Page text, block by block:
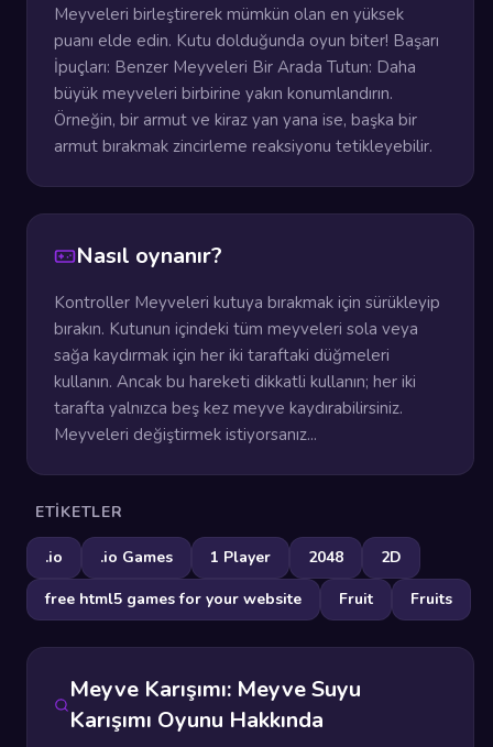
Meyveleri birleştirerek mümkün olan en yüksek
puanı elde edin. Kutu dolduğunda oyun biter! Başarı
İpuçları: Benzer Meyveleri Bir Arada Tutun: Daha
büyük meyveleri birbirine yakın konumlandırın.
Örneğin, bir armut ve kiraz yan yana ise, başka bir
armut bırakmak zincirleme reaksiyonu tetikleyebilir.
Nasıl oynanır?
Kontroller Meyveleri kutuya bırakmak için sürükleyip
bırakın. Kutunun içindeki tüm meyveleri sola veya
sağa kaydırmak için her iki taraftaki düğmeleri
kullanın. Ancak bu hareketi dikkatli kullanın; her iki
tarafta yalnızca beş kez meyve kaydırabilirsiniz.
Meyveleri değiştirmek istiyorsanız...
ETIKETLER
.io .io Games 1 Player 2048
2D
free html5 games for your website
Fruit Fruits
Meyve Karışımı: Meyve Suyu
Karışımı Oyunu Hakkında